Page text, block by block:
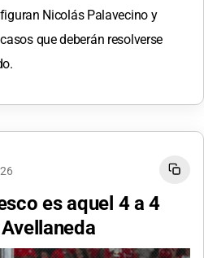
Nicolás Palavecino y
que deberán resolverse
es aquel 4 a 4